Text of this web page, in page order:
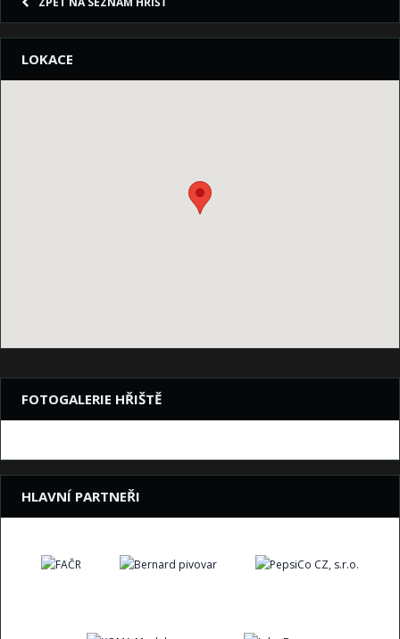
LOKACE
FOTOGALERIE HŘIŠTĚ
HLAVNÍ PARTNEŘI